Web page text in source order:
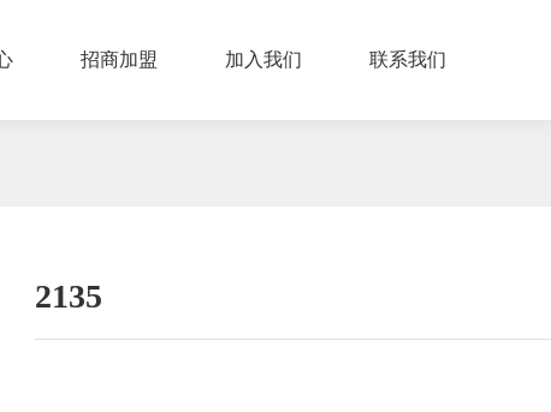
招商加盟 加入我们 联系我们
2135